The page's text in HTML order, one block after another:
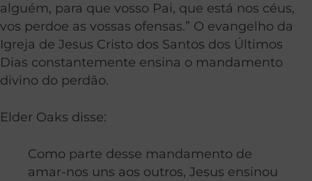
alguém, para que vosso Pai, que está nos céus,
vos perdoe as vossas ofensas.” O evangelho da
Igreja de Jesus Cristo dos Santos dos Últimos
Dias constantemente ensina o mandamento
divino do perdão.
Elder Oaks disse:
Como parte desse mandamento de
amar-nos uns aos outros, Jesus ensinou